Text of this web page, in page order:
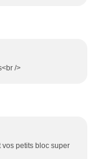
/>
vos petits bloc super